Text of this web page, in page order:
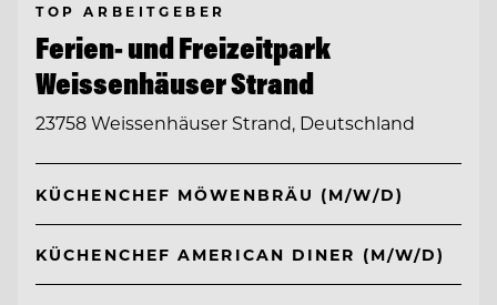
TOP ARBEITGEBER
Ferien- und Freizeitpark
Weissenhäuser Strand
23758 Weissenhäuser Strand, Deutschland
KÜCHENCHEF MÖWENBRÄU (M/W/D)
KÜCHENCHEF AMERICAN DINER (M/W/D)